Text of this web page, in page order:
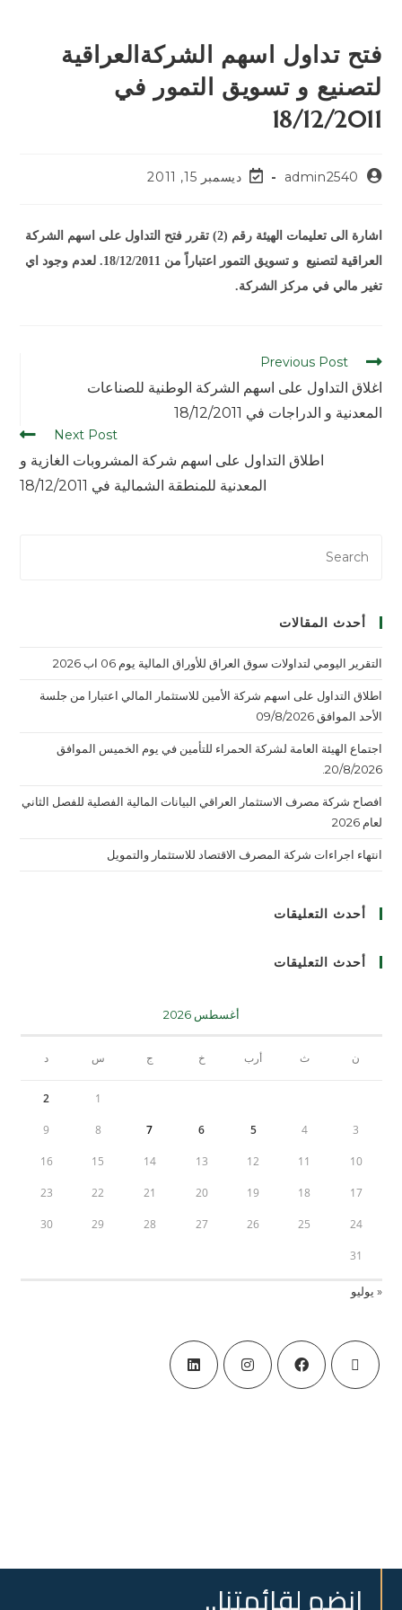
فتح تداول اسهم الشركةالعراقية
لتصنيع و تسويق التمور في
18/12/2011
admin2540 ديسمبر 15, 2011
اشارة الى تعليمات الهيئة رقم (2) تقرر فتح التداول على اسهم الشركة
العراقية لتصنيع و تسويق التمور اعتباراً من 18/12/2011. لعدم وجود اي
تغير مالي في مركز الشركة.
Previous Post
اغلاق التداول على اسهم الشركة الوطنية للصناعات
المعدنية و الدراجات في 18/12/2011
Next Post
اطلاق التداول على اسهم شركة المشروبات الغازية و
المعدنية للمنطقة الشمالية في 18/12/2011
أحدث المقالات
التقرير اليومي لتداولات سوق العراق للأوراق المالية يوم 06 اب 2026
اطلاق التداول على اسهم شركة الأمين للاستثمار المالي اعتبارا من جلسة
الأحد الموافق 09/8/2026
اجتماع الهيئة العامة لشركة الحمراء للتأمين في يوم الخميس الموافق
20/8/2026.
افصاح شركة مصرف الاستثمار العراقي البيانات المالية الفصلية للفصل الثاني
لعام 2026
انتهاء اجراءات شركة المصرف الاقتصاد للاستثمار والتمويل
أحدث التعليقات
أحدث التعليقات
أغسطس 2026
ن ث أرب خ ج س د
1
2
3
4
5
6
7
8
9
10
11
12
13
14
15
16
17
18
19
20
21
22
23
24
25
26
27
28
29
30
31
« يوليو